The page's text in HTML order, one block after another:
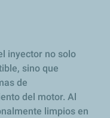
inyector no solo
sino que
de
del motor. Al
limpios en